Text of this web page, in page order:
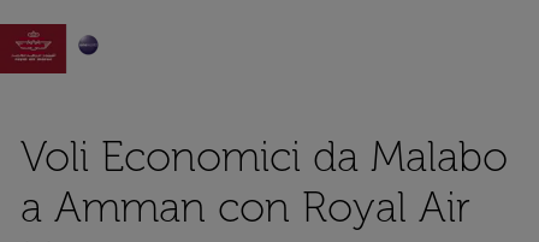

Voli Economici da Malabo
a Amman con Royal Air